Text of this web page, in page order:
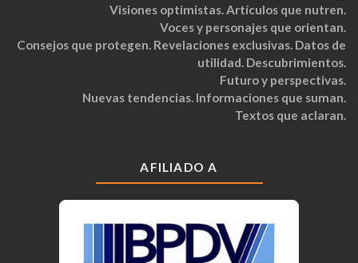
Visiones optimistas. Artículos que nutren.
Voces y personajes que orientan.
Consejos que protegen. Revelaciones exclusivas. Datos de
utilidad. Descubrimientos.
Futuro y perspectivas.
Nuevas tendencias. Informaciones que suman.
Textos que aclaran.
AFILIADO A